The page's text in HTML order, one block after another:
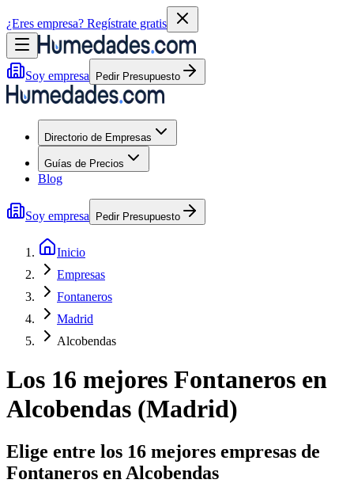
¿Eres empresa? Regístrate gratis
Soy empresa Pedir Presupuesto
Directorio de Empresas
Guías de Precios
Blog
Soy empresa Pedir Presupuesto
Inicio
Empresas
Fontaneros
Madrid
Alcobendas
Los 16 mejores Fontaneros en
Alcobendas (Madrid)
Elige entre los 16 mejores empresas de
Fontaneros en Alcobendas